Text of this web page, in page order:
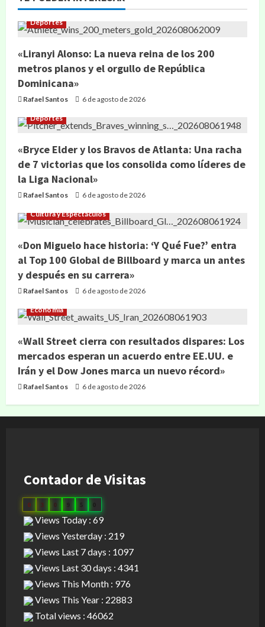
Deportes
«Liranyi Alonso: La nueva reina de los 200
metros planos y el orgullo de República
Dominicana»
Rafael Santos 6 de agosto de 2026
Deportes
«Bryce Elder y los Bravos de Atlanta: Una racha
de 7 victorias que los consolida como líderes de
la Liga Nacional»
Rafael Santos 6 de agosto de 2026
Cultura y Espectáculos
«Don Miguelo hace historia: ‘Y Qué Fue?’ entra
al Top 100 Global de Billboard y marca un antes
y después en su carrera»
Rafael Santos 6 de agosto de 2026
Economía
«Wall Street cierra con resultados dispares: Los
mercados esperan un acuerdo entre EE.UU. e
Irán y el Dow Jones marca un nuevo récord»
Rafael Santos 6 de agosto de 2026
Contador de Visitas
0 3 5 0
Views Today : 69
Views Yesterday : 219
Views Last 7 days : 1097
Views Last 30 days : 4341
Views This Month : 976
Views This Year : 22883
Total views : 46062